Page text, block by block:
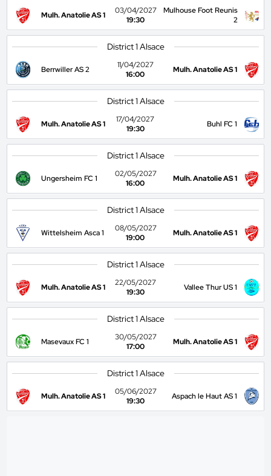
Mulh. Anatolie AS 1
03/04/2027
19:30
Mulhouse Foot Reunis
2
District 1 Alsace
Berrwiller AS 2
11/04/2027
16:00
Mulh. Anatolie AS 1
District 1 Alsace
Mulh. Anatolie AS 1
17/04/2027
19:30
Buhl FC 1
District 1 Alsace
Ungersheim FC 1
02/05/2027
16:00
Mulh. Anatolie AS 1
District 1 Alsace
Wittelsheim Asca 1
08/05/2027
19:00
Mulh. Anatolie AS 1
District 1 Alsace
Mulh. Anatolie AS 1
22/05/2027
19:30
Vallee Thur US 1
District 1 Alsace
Masevaux FC 1
30/05/2027
17:00
Mulh. Anatolie AS 1
District 1 Alsace
Mulh. Anatolie AS 1
05/06/2027
19:30
Aspach le Haut AS 1